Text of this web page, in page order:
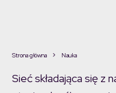
Strona główna Nauka
Sieć składająca się z